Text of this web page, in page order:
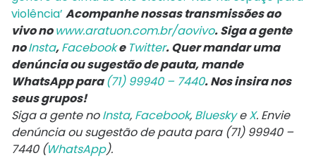
violência’ Acompanhe nossas transmissões ao
vivo nowww.aratuon.com.br/aovivo. Siga a gente
noInsta,Facebooke Twitter. Quer mandar uma
denúncia ou sugestão de pauta, mande
WhatsApp para(71) 99940 – 7440. Nos insira nos
seus grupos!
Siga a gente noInsta, Facebook, BlueskyeX. Envie
denúncia ou sugestão de pauta para (71) 99940 –
7440 (WhatsApp).